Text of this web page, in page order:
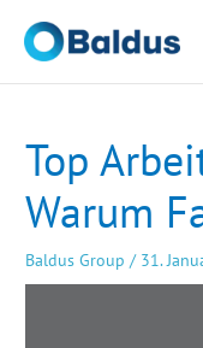
Inhalt
springen
Top
Warum
Baldus Group / 31.